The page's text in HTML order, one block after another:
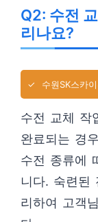
Q2: 수전
리나요?
✓ 수원SK스카
수전 교체 작
완료되는 경
수전 종류에
니다. 숙련된
리하여 고객